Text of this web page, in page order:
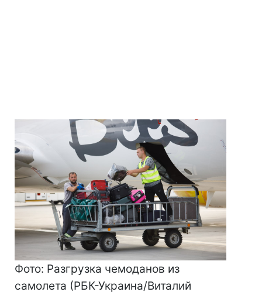
Фото: Разгрузка чемоданов из
самолета (РБК-Украина/Виталий